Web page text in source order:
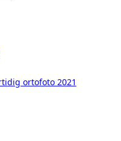
ortofoto 2021